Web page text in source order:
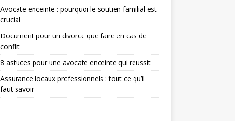
Avocate enceinte : pourquoi le soutien familial est
crucial
Document pour un divorce que faire en cas de
conflit
8 astuces pour une avocate enceinte qui réussit
Assurance locaux professionnels : tout ce qu’il
faut savoir